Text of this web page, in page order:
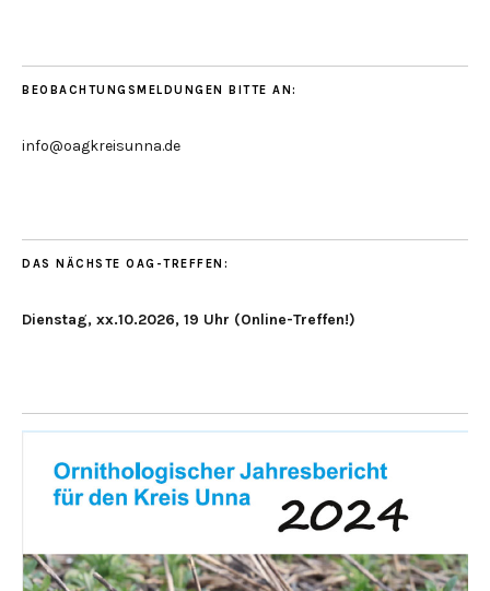
BEOBACHTUNGSMELDUNGEN BITTE AN:
info@oagkreisunna.de
DAS NÄCHSTE OAG-TREFFEN:
Dienstag, xx.10.2026, 19 Uhr (Online-Treffen!)